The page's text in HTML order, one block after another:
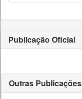
Publicação Oficial
Outras Publicações